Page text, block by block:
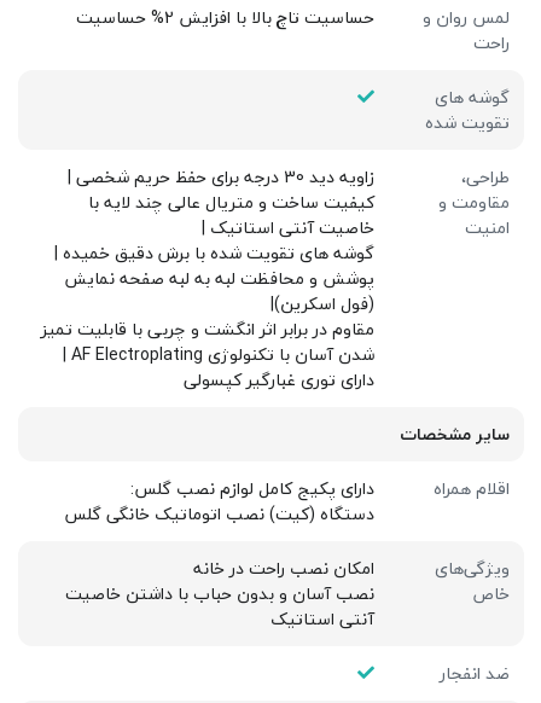
لمس روان و
راحت
حساسیت تاچ بالا با افزایش 2% حساسیت
گوشه های
تقویت شده
طراحی،
مقاومت و
امنیت
زاویه دید 30 درجه برای حفظ حریم شخصی |
کیفیت ساخت و متریال عالی چند لایه با
خاصیت آنتی استاتیک |
گوشه های تقویت شده با برش دقیق خمیده |
پوشش و محافظت لبه به لبه صفحه نمایش
(فول اسکرین)|
مقاوم در برابر اثر انگشت و چربی با قابلیت تمیز
شدن آسان با تکنولوژی AF Electroplating |
دارای توری غبارگیر کپسولی
سایر مشخصات
اقلام همراه
دارای پکیج کامل لوازم نصب گلس:
دستگاه (کیت) نصب اتوماتیک خانگی گلس
ویژگی‌های
خاص
امکان نصب راحت در خانه
نصب آسان و بدون حباب با داشتن خاصیت
آنتی استاتیک
ضد انفجار